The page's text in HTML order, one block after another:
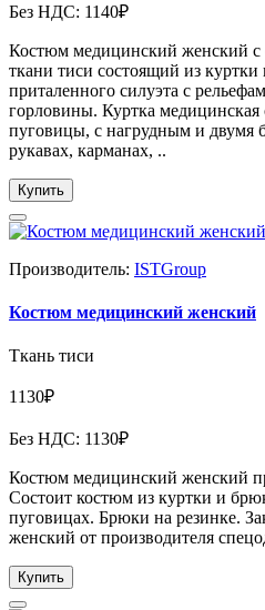
Без НДС: 1140₽
Костюм медицинский женский с
ткани тиси состоящий из
приталенного силуэта с
горловины. Куртка медицинская
пуговицы, с нагрудным и двумя
рукавах, карманах, ..
Купить
Производитель: ISTGroup
Костюм медицинский женский
Ткань тиси
1130₽
Без НДС: 1130₽
Костюм медицинский женский
Состоит костюм из куртки и
пуговицах. Брюки на резинке.
женский от производителя
Купить